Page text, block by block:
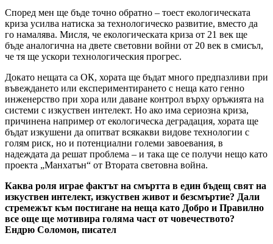
Според мен ще бъде точно обратно – тоест екологическата
криза усилва натиска за технологическо развитие, вместо да
го намалява. Мисля, че екологическата криза от 21 век ще
бъде аналогична на двете световни войни от 20 век в смисъл,
че тя ще ускори технологическия прогрес.
Докато нещата са ОК, хората ще бъдат много предпазливи при
въвеждането или експериментирането с неща като генно
инженерство при хора или даване контрол върху оръжията на
системи с изкуствен интелект. Но ако има сериозна криза,
причинена например от екологическа деградация, хората ще
бъдат изкушени да опитват всякакви видове технологии с
голям риск, но и потенциални големи завоевания, в
надеждата да решат проблема – и така ще се получи нещо като
проекта „Манхатън“ от Втората световна война.
Каква роля играе фактът на смъртта в един бъдещ свят на
изкуствен интелект, изкуствен живот и безсмъртие? Дали
стремежът към постигане на неща като Добро и Правилно
все още ще мотивира голяма част от човечеството?
Ендрю Соломон, писател